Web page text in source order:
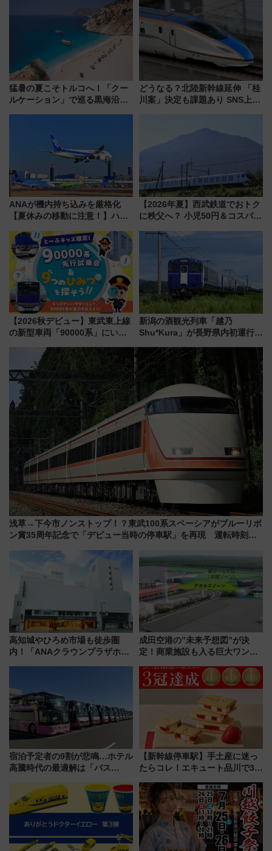
オープン 秋からはビストロ営業
会」は8月11日開催！
猛暑の夏こそトルコへ！「クー
ルケーション」で巡る黒海沿岸
ショジオも認める『2026年に訪
れるべき世界の旅先』
どうなる？北陸新幹線延伸 「桂
川案」決定も課題あり SNS上の
ANAが機内持ち込みを厳格化
【夏休みの移動に注意！】ハン
「身の回り品」新サイズ制限
(40×30×20cm)おさらい
【2026年夏】西武鉄道でおトク
に秩父へ？ 小児50円＆コスパ最
族旅行！ 深夜の正丸トンネル探
検や特急ラビューも
【2026秋デビュー】東武東上線
の新型車両「90000系」にいち
向け先行試乗会でキッズアンバ
サダーになろう
新潟の酒観光列車「越乃
Shu*Kura」が長野県内初運行！
別企画
浅草→下今市ノンストップ！？東武100系スペーシアがブルーリボ
ン賞35周年記念で「デビュー当時の停車駅」を再現 運転時刻や
高知城やひろめ市場も徒歩圏
内！「ANAクラウンプラザホテ
成田空港の”未来予想図”が決
定！商業施設も入る巨大ワンタ
で新型特急が品川･羽田とを結
ぶ！ JR空港駅は2面3線化！
宿泊予定者の9割が悲鳴…ホテル
高騰時代の最適解は「バス
した、推し活遠征や観光時のリ
アルな懐事情
【新幹線停車駅】手土産に迷っ
たらコレ！エキュート品川で3年
産スイーツとは？